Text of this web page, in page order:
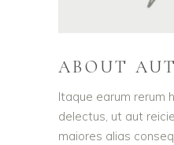
ABOUT
Itaque earum rerum
delectus, ut aut
maiores alias